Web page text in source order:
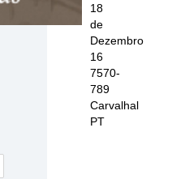
18
de
Dezembro
16
7570-
789
Carvalhal
PT